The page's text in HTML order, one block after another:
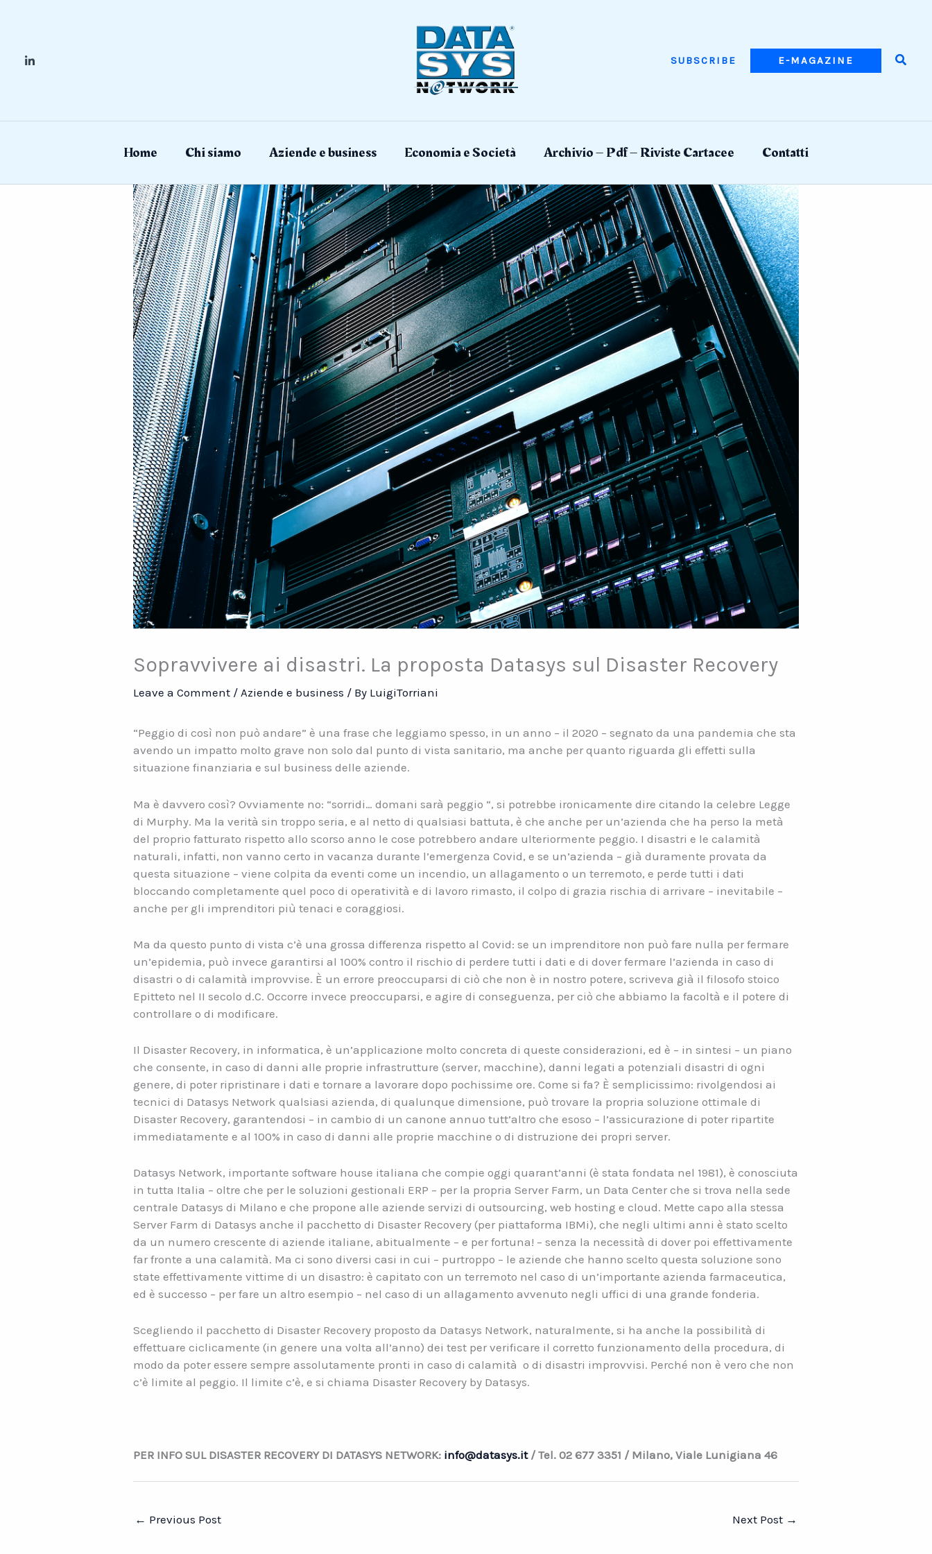
SUBSCRIBE E-MAGAZINE
Home Chi siamo Aziende e business Economia e Società Archivio – Pdf – Riviste Cartacee Contatti
Sopravvivere ai disastri. La proposta Datasys sul Disaster Recovery
Leave a Comment / Aziende e business / By LuigiTorriani
“Peggio di così non può andare” è una frase che leggiamo spesso, in un anno – il 2020 – segnato da una pandemia che sta
avendo un impatto molto grave non solo dal punto di vista sanitario, ma anche per quanto riguarda gli effetti sulla
situazione finanziaria e sul business delle aziende.
Ma è davvero così? Ovviamente no: “sorridi… domani sarà peggio “, si potrebbe ironicamente dire citando la celebre Legge
di Murphy. Ma la verità sin troppo seria, e al netto di qualsiasi battuta, è che anche per un’azienda che ha perso la metà
del proprio fatturato rispetto allo scorso anno le cose potrebbero andare ulteriormente peggio. I disastri e le calamità
naturali, infatti, non vanno certo in vacanza durante l’emergenza Covid, e se un’azienda – già duramente provata da
questa situazione – viene colpita da eventi come un incendio, un allagamento o un terremoto, e perde tutti i dati
bloccando completamente quel poco di operatività e di lavoro rimasto, il colpo di grazia rischia di arrivare – inevitabile –
anche per gli imprenditori più tenaci e coraggiosi.
Ma da questo punto di vista c’è una grossa differenza rispetto al Covid: se un imprenditore non può fare nulla per fermare
un’epidemia, può invece garantirsi al 100% contro il rischio di perdere tutti i dati e di dover fermare l’azienda in caso di
disastri o di calamità improvvise. È un errore preoccuparsi di ciò che non è in nostro potere, scriveva già il filosofo stoico
Epitteto nel II secolo d.C. Occorre invece preoccuparsi, e agire di conseguenza, per ciò che abbiamo la facoltà e il potere di
controllare o di modificare.
Il Disaster Recovery, in informatica, è un’applicazione molto concreta di queste considerazioni, ed è – in sintesi – un piano
che consente, in caso di danni alle proprie infrastrutture (server, macchine), danni legati a potenziali disastri di ogni
genere, di poter ripristinare i dati e tornare a lavorare dopo pochissime ore. Come si fa? È semplicissimo: rivolgendosi ai
tecnici di Datasys Network qualsiasi azienda, di qualunque dimensione, può trovare la propria soluzione ottimale di
Disaster Recovery, garantendosi – in cambio di un canone annuo tutt’altro che esoso – l’assicurazione di poter ripartite
immediatamente e al 100% in caso di danni alle proprie macchine o di distruzione dei propri server.
Datasys Network, importante software house italiana che compie oggi quarant’anni (è stata fondata nel 1981), è conosciuta
in tutta Italia – oltre che per le soluzioni gestionali ERP – per la propria Server Farm, un Data Center che si trova nella sede
centrale Datasys di Milano e che propone alle aziende servizi di outsourcing, web hosting e cloud. Mette capo alla stessa
Server Farm di Datasys anche il pacchetto di Disaster Recovery (per piattaforma IBMi), che negli ultimi anni è stato scelto
da un numero crescente di aziende italiane, abitualmente – e per fortuna! – senza la necessità di dover poi effettivamente
far fronte a una calamità. Ma ci sono diversi casi in cui – purtroppo – le aziende che hanno scelto questa soluzione sono
state effettivamente vittime di un disastro: è capitato con un terremoto nel caso di un’importante azienda farmaceutica,
ed è successo – per fare un altro esempio – nel caso di un allagamento avvenuto negli uffici di una grande fonderia.
Scegliendo il pacchetto di Disaster Recovery proposto da Datasys Network, naturalmente, si ha anche la possibilità di
effettuare ciclicamente (in genere una volta all’anno) dei test per verificare il corretto funzionamento della procedura, di
modo da poter essere sempre assolutamente pronti in caso di calamità o di disastri improvvisi. Perché non è vero che non
c’è limite al peggio. Il limite c’è, e si chiama Disaster Recovery by Datasys.
PER INFO SUL DISASTER RECOVERY DI DATASYS NETWORK: info@datasys.it/ Tel. 02 677 3351 / Milano, Viale Lunigiana 46
← Previous Post Next Post →